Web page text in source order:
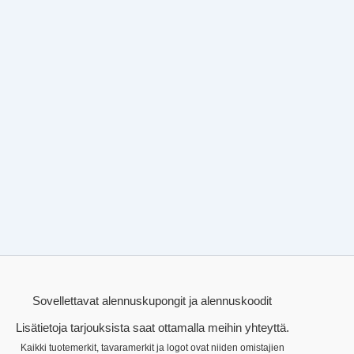
Sovellettavat alennuskupongit ja alennuskoodit
Lisätietoja tarjouksista saat ottamalla meihin yhteyttä.
Kaikki tuotemerkit, tavaramerkit ja logot ovat niiden omistajien